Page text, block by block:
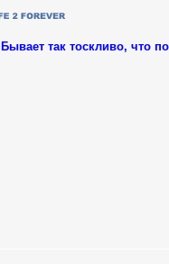
Бывает так тоскливо, что